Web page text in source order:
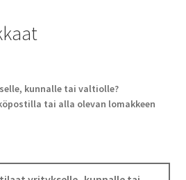
kunnalle tai valtiolle?
tai alla olevan lomakkeen